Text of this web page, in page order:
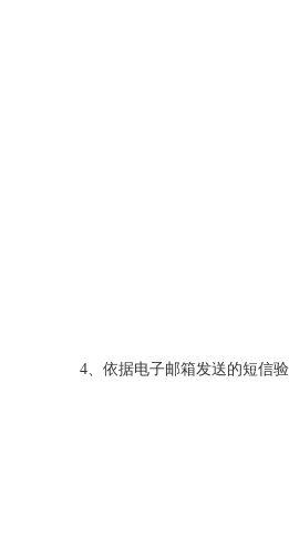
4、依据电子邮箱发送的短信